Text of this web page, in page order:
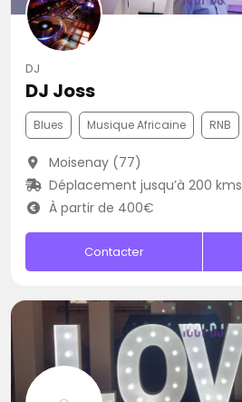
DJ
DJ Joss
Blues Musique Africaine RNB
Moisenay (77)
Déplacement jusqu’à 200 kms
À partir de 400€
Contacter